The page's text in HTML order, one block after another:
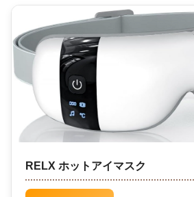
RELX ホットアイマスク